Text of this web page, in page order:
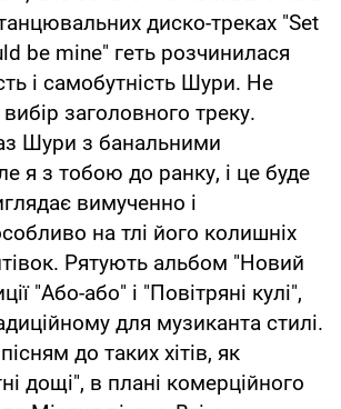
диско-треках "Set
be mine" геть розчинилася
і самобутність Шури. Не
заголовного треку.
Шури з банальними
я з тобою до ранку, і це буде
вимученно і
на тлі його колишніх
Рятують альбом "Новий
"Або-або" і "Повітряні кулі",
для музиканта стилі.
до таких хітів, як
дощі", в плані комерційного